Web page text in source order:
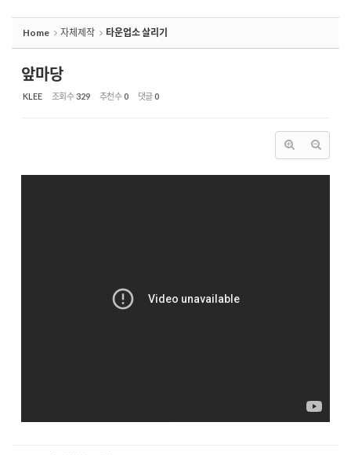
Home 자체제작 타운업소 살리기
앞마당
KLEE 조회 수329 추천 수0 댓글0